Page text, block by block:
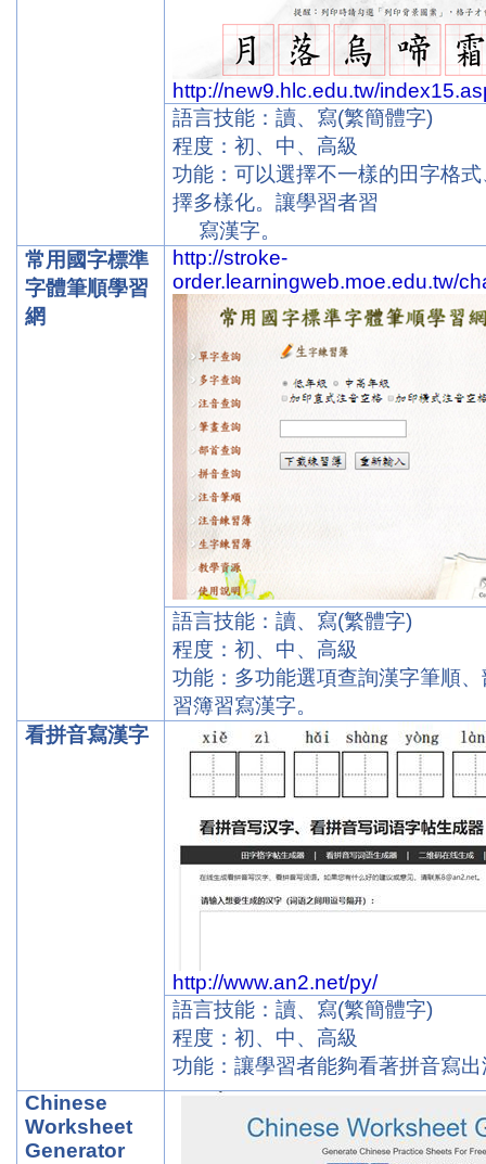
http://new9.hlc.edu.tw/
語言技能：讀、寫(繁簡體字)
程度：初、中、高級
功能：可以選擇不一樣的田字格
擇多樣化。讓學習者習
寫漢字。
常用國字標準
字體筆順學習
網
http://stroke-
order.learningweb.moe.edu.tw/
語言技能：讀、寫(繁體字)
程度：初、中、高級
功能：多功能選項查詢漢字筆順
習簿習寫漢字。
看拼音寫漢字
http://www.an2.net/py/
語言技能：讀、寫(繁簡體字)
程度：初、中、高級
功能：讓學習者能夠看著拼音寫
Chinese
Worksheet
Generator